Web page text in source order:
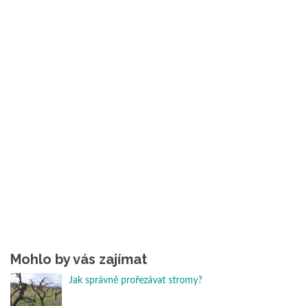
Mohlo by vás zajímat
Jak správně prořezávat stromy?